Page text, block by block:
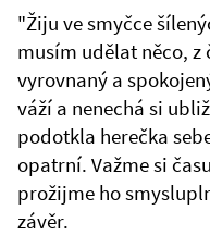
"Žiju ve smyčce
musím udělat něco,
vyrovnaný a
váží a nenechá si
podotkla herečka
opatrní. Važme si
prožijme ho
závěr.